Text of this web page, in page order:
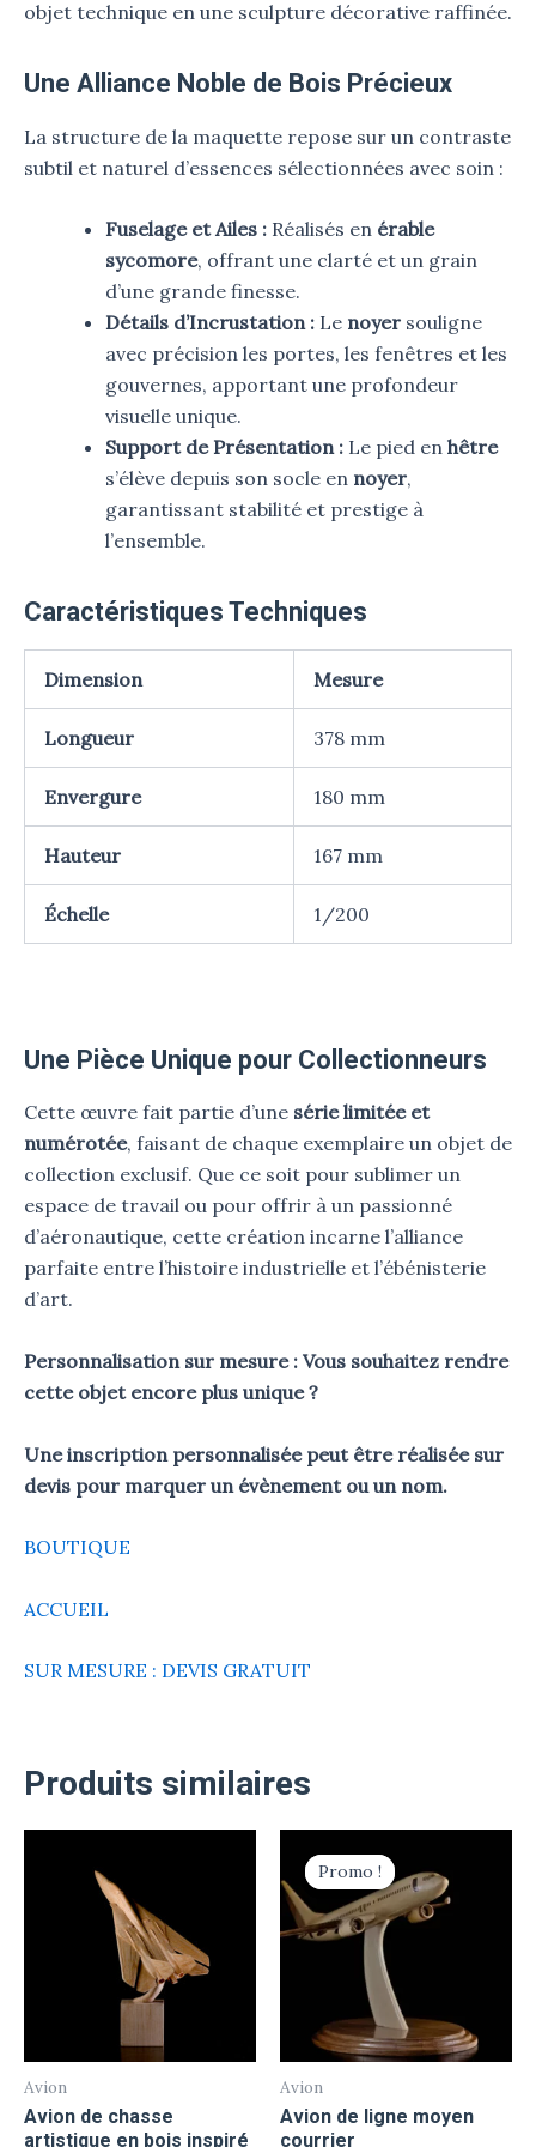
objet technique en une sculpture décorative raffinée.
Une Alliance Noble de Bois Précieux
La structure de la maquette repose sur un contraste
subtil et naturel d’essences sélectionnées avec soin :
Fuselage et Ailes : Réalisés en érable
sycomore, offrant une clarté et un grain
d’une grande finesse.
Détails d’Incrustation : Le noyer souligne
avec précision les portes, les fenêtres et les
gouvernes, apportant une profondeur
visuelle unique.
Support de Présentation : Le pied en hêtre
s’élève depuis son socle en noyer,
garantissant stabilité et prestige à
l’ensemble.
Caractéristiques Techniques
Dimension Mesure
Longueur 378 mm
Envergure 180 mm
Hauteur 167 mm
Échelle 1/200
Une Pièce Unique pour Collectionneurs
Cette œuvre fait partie d’une série limitée et
numérotée, faisant de chaque exemplaire un objet de
collection exclusif. Que ce soit pour sublimer un
espace de travail ou pour offrir à un passionné
d’aéronautique, cette création incarne l’alliance
parfaite entre l’histoire industrielle et l’ébénisterie
d’art.
Personnalisation sur mesure : Vous souhaitez rendre
cette objet encore plus unique ?
Une inscription personnalisée peut être réalisée sur
devis pour marquer un évènement ou un nom.
BOUTIQUE
ACCUEIL
SUR MESURE : DEVIS GRATUIT
Produits similaires
Avion
Avion de chasse
artistique en bois inspiré
Promo !
Promo !
Avion
Avion de ligne moyen
courrier
prix
initial
était :
189,00 €.
actuel
est :
159,00 €.